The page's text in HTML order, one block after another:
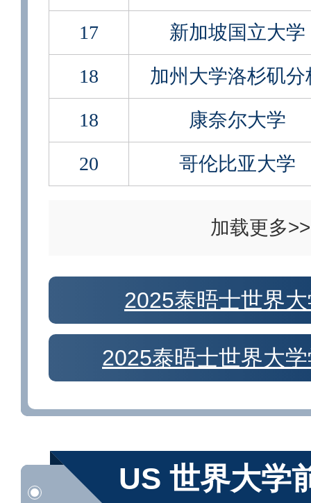
17 新加坡国立大学
18 加州大学洛杉矶分
18 康奈尔大学
20 哥伦比亚大学
加载更多>>
2025泰晤士世界
2025泰晤士世界大
US 世界大学